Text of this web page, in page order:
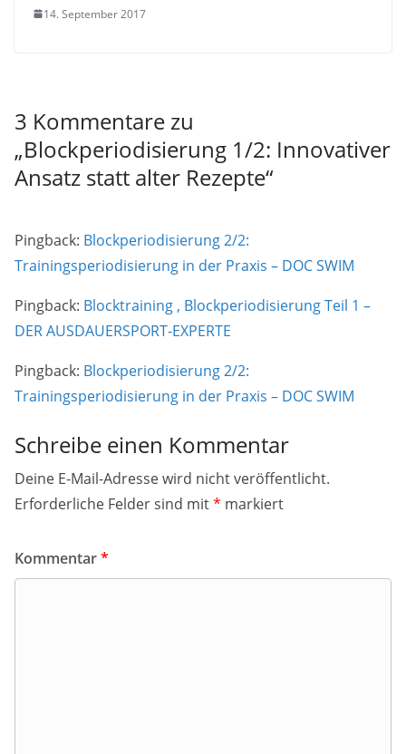
14. September 2017
3 Kommentare zu
„Blockperiodisierung 1/2: Innovativer
Ansatz statt alter Rezepte“
Pingback: Blockperiodisierung 2/2:
Trainingsperiodisierung in der Praxis – DOC SWIM
Pingback: Blocktraining , Blockperiodisierung Teil 1 –
DER AUSDAUERSPORT-EXPERTE
Pingback: Blockperiodisierung 2/2:
Trainingsperiodisierung in der Praxis – DOC SWIM
Schreibe einen Kommentar
Deine E-Mail-Adresse wird nicht veröffentlicht.
Erforderliche Felder sind mit* markiert
Kommentar*